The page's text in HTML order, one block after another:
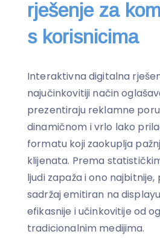
rješenje za
s korisnicima
Interaktivna digitalna
najučinkovitiji način
prezentiraju reklamne
dinamičnom i vrlo lako
formatu koji zaokuplja
klijenata. Prema
ljudi zapaža i ono
sadržaj emitiran na
efikasnije i učinkovitije od
tradicionalnim medijima.